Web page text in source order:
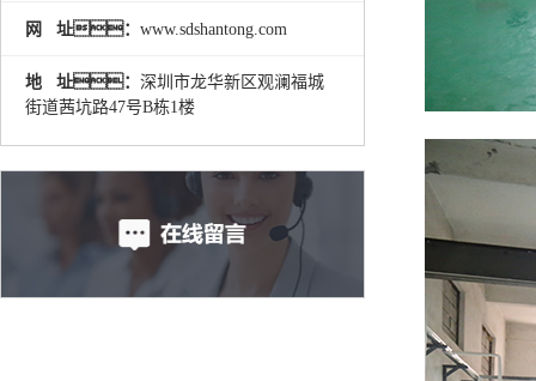
网 址： www.sdshantong.com
地 址： 深圳市龙华新区观澜福城
街道茜坑路47号B栋1楼